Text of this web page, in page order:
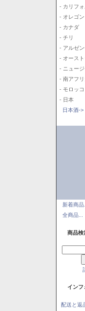
- カリフ
- オレゴ
- カナダ
- チリ
- アルゼ
- オース
- ニュー
- 南アフリ
- モロッコ
- 日本
日本酒->
新着商品...
全商品...
商品検
インフ
配送と返